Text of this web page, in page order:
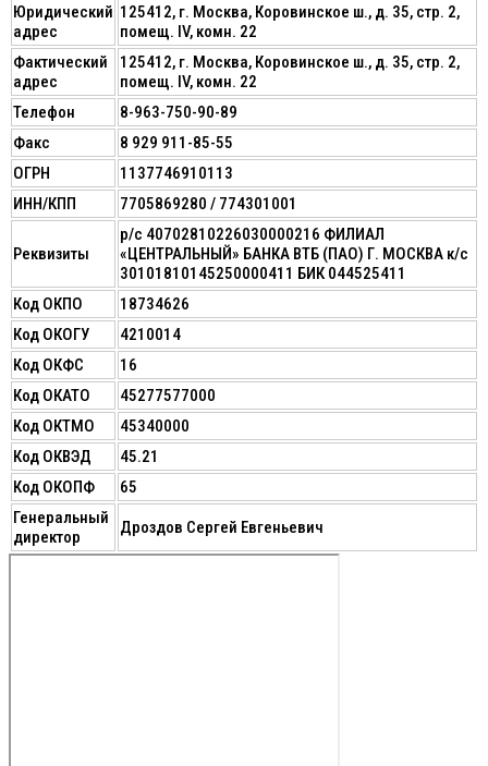
Юридический
адрес
125412, г. Москва, Коровинское ш., д. 35, стр. 2,
помещ. IV, комн. 22
Фактический
адрес
125412, г. Москва, Коровинское ш., д. 35, стр. 2,
помещ. IV, комн. 22
Телефон
8-963-750-90-89
Факс
8 929 911-85-55
ОГРН
1137746910113
ИНН/КПП
7705869280 / 774301001
Реквизиты
р/с 40702810226030000216 ФИЛИАЛ
«ЦЕНТРАЛЬНЫЙ» БАНКА ВТБ (ПАО) Г. МОСКВА к/с
30101810145250000411 БИК 044525411
Код ОКПО
18734626
Код ОКОГУ
4210014
Код ОКФС
16
Код ОКАТО
45277577000
Код ОКТМО
45340000
Код ОКВЭД
45.21
Код ОКОПФ
65
Генеральный
директор
Дроздов Сергей Евгеньевич